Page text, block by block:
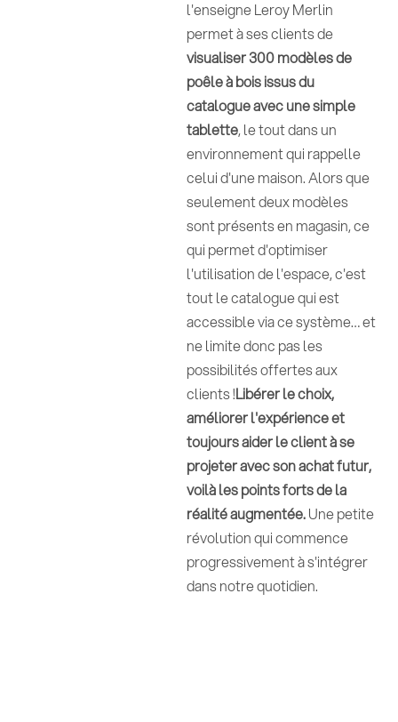
l'enseigne Leroy Merlin
permet à ses clients de
visualiser 300 modèles de
poêle à bois issus du
catalogue avec une simple
tablette, le tout dans un
environnement qui rappelle
celui d'une maison. Alors que
seulement deux modèles
sont présents en magasin, ce
qui permet d'optimiser
l'utilisation de l'espace, c'est
tout le catalogue qui est
accessible via ce système… et
ne limite donc pas les
possibilités offertes aux
clients !Libérer le choix,
améliorer l'expérience et
toujours aider le client à se
projeter avec son achat futur,
voilà les points forts de la
réalité augmentée.Une petite
révolution qui commence
progressivement à s'intégrer
dans notre quotidien.